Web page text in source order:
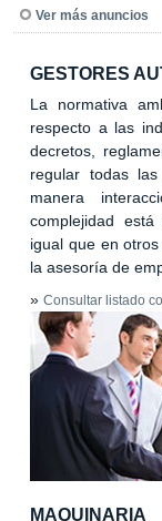
Ver más anuncios
GESTORES
La normativa
respecto a las
decretos,
regular todas
manera
complejidad
igual que en
la asesoría de
» Consultar listado
MAQUINARIA